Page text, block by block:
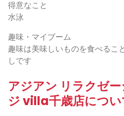
得意なこと
水泳
趣味・マイブーム
趣味は美味しいものを食べるこ
しです
アジアン リラクゼ
ジ villa千歳店につい